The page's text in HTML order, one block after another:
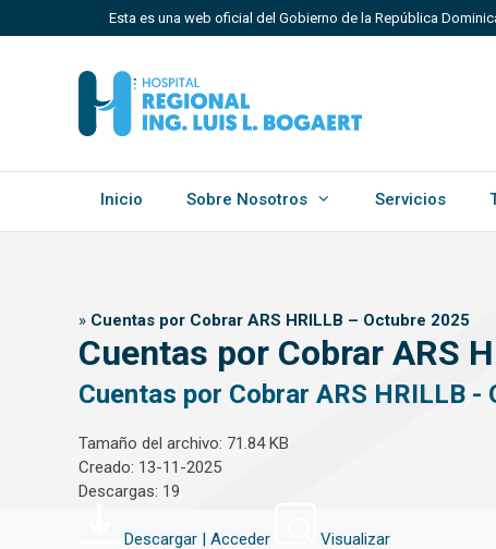
al
Esta es una web oficial del Gobierno de la República
Un sitio .gob.do, .gov.do o .mil.do significa que
Estado dominicano.
Inicio Sobre Nosotros Servicios
» Cuentas por Cobrar ARS HRILLB – Octubre 2025
Cuentas por Cobrar ARS
Cuentas por Cobrar ARS HRILLB -
Tamaño del archivo: 71.84 KB
Creado: 13-11-2025
Descargas: 19
Descargar | Acceder Visualizar